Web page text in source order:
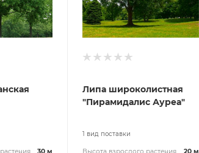
Липа широколистная
"Пирамидалис Ауреа"
1 вид поставки